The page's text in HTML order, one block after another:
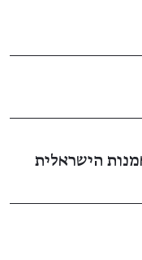
הישראלית